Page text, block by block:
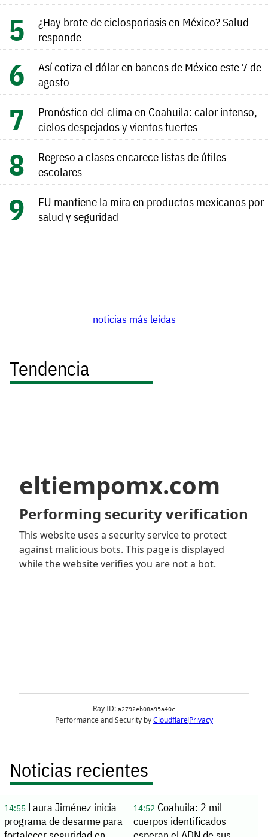
¿Hay brote de ciclosporiasis en México? Salud
responde
Así cotiza el dólar en bancos de México este 7 de
agosto
Pronóstico del clima en Coahuila: calor intenso,
cielos despejados y vientos fuertes
Regreso a clases encarece listas de útiles
escolares
EU mantiene la mira en productos mexicanos por
salud y seguridad
noticias más leídas
Tendencia
Noticias recientes
14:55Laura Jiménez inicia
programa de desarme para
14:52 Coahuila: 2 mil
cuerpos identificados